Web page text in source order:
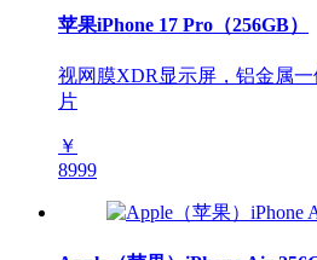
苹果iPhone 17 Pro（256GB）
视网膜XDR显示屏，铝金属
片
￥
8999